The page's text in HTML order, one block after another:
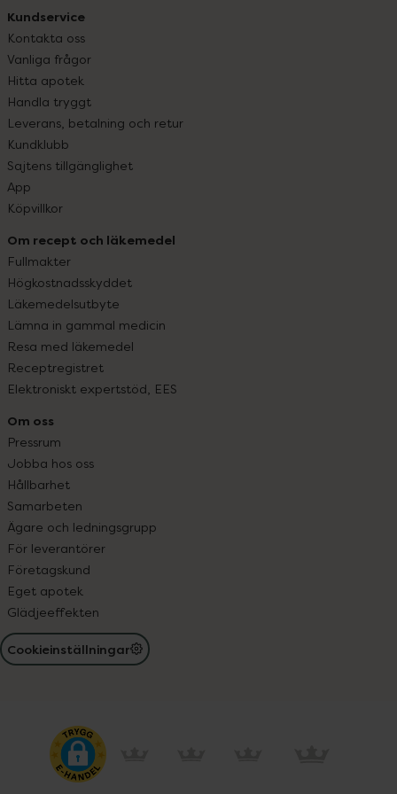
Kundservice
Kontakta oss
Vanliga frågor
Hitta apotek
Handla tryggt
Leverans, betalning och retur
Kundklubb
Sajtens tillgänglighet
App
Köpvillkor
Om recept och läkemedel
Fullmakter
Högkostnadsskyddet
Läkemedelsutbyte
Lämna in gammal medicin
Resa med läkemedel
Receptregistret
Elektroniskt expertstöd, EES
Om oss
Pressrum
Jobba hos oss
Hållbarhet
Samarbeten
Ägare och ledningsgrupp
För leverantörer
Företagskund
Eget apotek
Glädjeeffekten
Cookieinställningar